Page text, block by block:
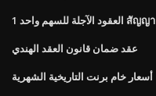
العقود الآجلة للسهم واحد 1 สัญญา
عقد ضمان قانون العقد الهندي
أسعار خام برنت التاريخية الشهرية